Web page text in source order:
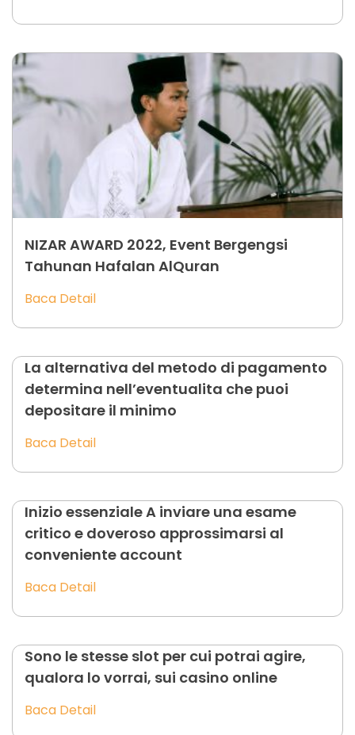
NIZAR AWARD 2022, Event Bergengsi
Tahunan Hafalan AlQuran
Baca Detail
La alternativa del metodo di pagamento
determina nell’eventualita che puoi
depositare il minimo
Baca Detail
Inizio essenziale A inviare una esame
critico e doveroso approssimarsi al
conveniente account
Baca Detail
Sono le stesse slot per cui potrai agire,
qualora lo vorrai, sui casino online
Baca Detail